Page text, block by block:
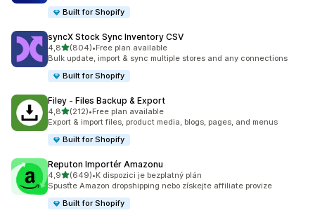
Built for Shopify
syncX Stock Sync Inventory CSV
4,8z 5 hvězd
(804)
Celkový počet recenzí: 804
•Free plan available
Bulk update, import & sync multiple stores and any connections
Built for Shopify
Filey ‑ Files Backup & Export
4,8z 5 hvězd
(212)
Celkový počet recenzí: 212
•Free plan available
Export & import files, product media, blogs, pages, and menus
Built for Shopify
Reputon Importér Amazonu
4,9z 5 hvězd
(649)
Celkový počet recenzí: 649
•K dispozici je bezplatný plán
Spusťte Amazon dropshipping nebo získejte affiliate provize
Built for Shopify